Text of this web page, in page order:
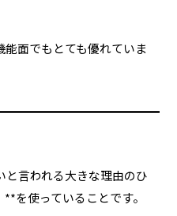
面でもとても優れていま
と言われる大きな理由のひ
を使っていることです。